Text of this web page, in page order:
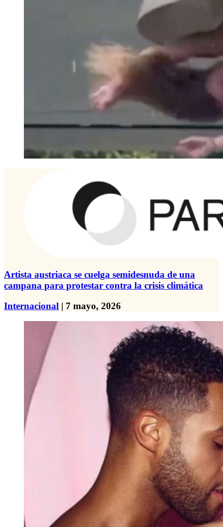
Artista austriaca se cuelga semidesnuda de una
campana para protestar contra la crisis climática
Internacional | 7 mayo, 2026